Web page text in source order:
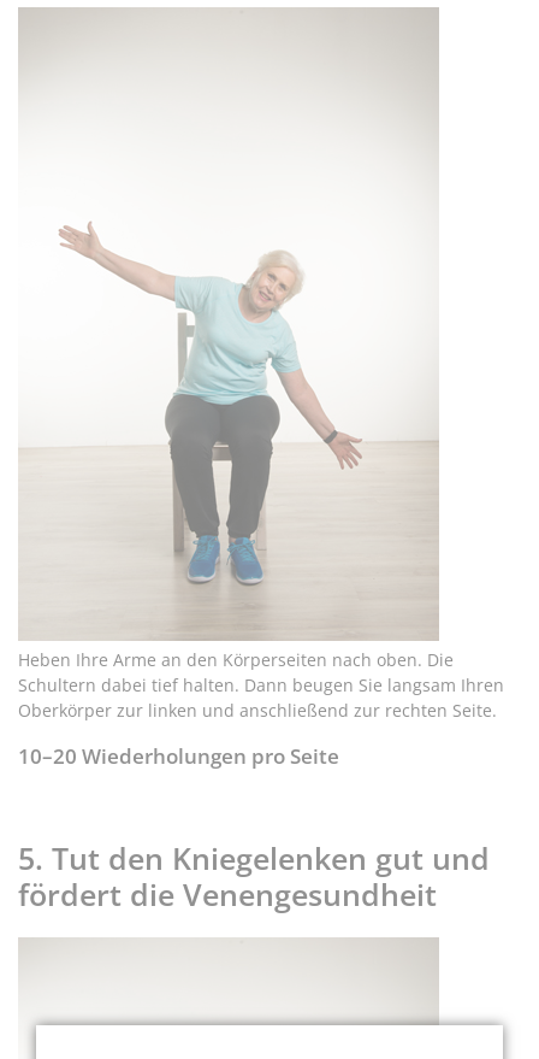
Heben Ihre Arme an den Körperseiten nach oben. Die
Schultern dabei tief halten. Dann beugen Sie langsam Ihren
Oberkörper zur linken und anschließend zur rechten Seite.
10–20 Wiederholungen pro Seite
5. Tut den Kniegelenken gut und
fördert die Venengesundheit